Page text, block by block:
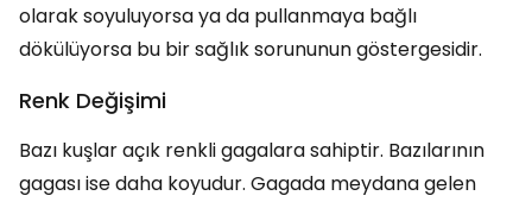
olarak soyuluyorsa ya da pullanmaya bağlı
dökülüyorsa bu bir sağlık sorununun göstergesidir.
Renk Değişimi
Bazı kuşlar açık renkli gagalara sahiptir. Bazılarının
gagası ise daha koyudur. Gagada meydana gelen